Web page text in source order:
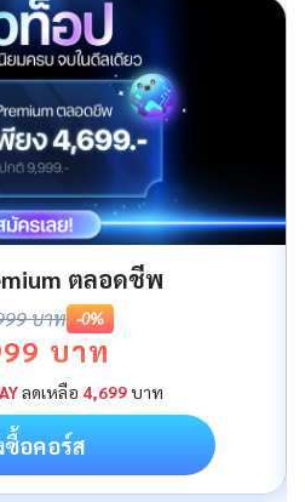
ตลอดชีพ
บาท -0%
บาท
ลดเหลือ 4,699บาท
ซื้อคอร์ส